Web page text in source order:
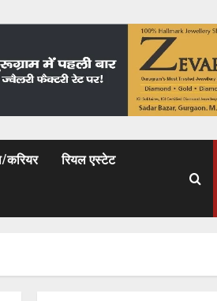
करियर
रियल एस्टेट